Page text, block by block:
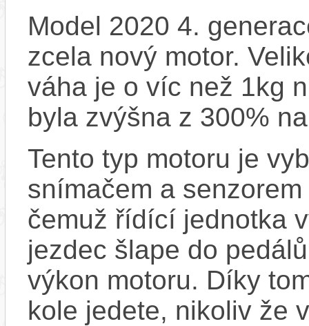
Model 2020 4.
zcela nový motor.
váha je o víc než 1kg
byla zvýšna z 300%
Tento typ motoru je
snímačem a
čemuž řídící jednotka
jezdec šlape do
výkon motoru. Díky
kole jedete, nikoliv že